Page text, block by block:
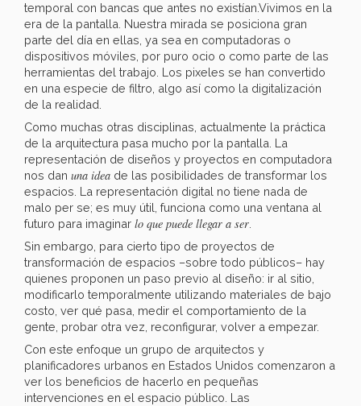
temporal con bancas que antes no existían.Vivimos en la
era de la pantalla. Nuestra mirada se posiciona gran
parte del día en ellas, ya sea en computadoras o
dispositivos móviles, por puro ocio o como parte de las
herramientas del trabajo. Los pixeles se han convertido
en una especie de filtro, algo así como la digitalización
de la realidad.
Como muchas otras disciplinas, actualmente la práctica
de la arquitectura pasa mucho por la pantalla. La
representación de diseños y proyectos en computadora
nos dan una idea de las posibilidades de transformar los
espacios. La representación digital no tiene nada de
malo per se; es muy útil, funciona como una ventana al
futuro para imaginar lo que puede llegar a ser
Sin embargo, para cierto tipo de proyectos de
transformación de espacios –sobre todo públicos– hay
quienes proponen un paso previo al diseño: ir al sitio,
modificarlo temporalmente utilizando materiales de bajo
costo, ver qué pasa, medir el comportamiento de la
gente, probar otra vez, reconfigurar, volver a empezar.
Con este enfoque un grupo de arquitectos y
planificadores urbanos en Estados Unidos comenzaron a
ver los beneficios de hacerlo en pequeñas
intervenciones en el espacio público. Las